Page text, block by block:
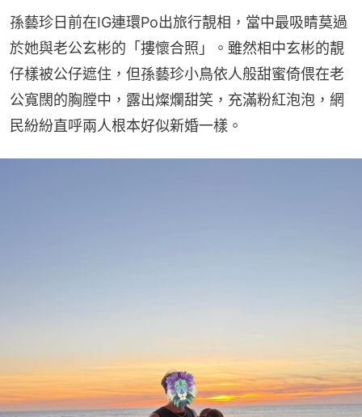
孫藝珍日前在IG連環Po出旅行靚相，當中最吸睛莫過
於她與老公玄彬的「摟懷合照」。雖然相中玄彬的靚
仔樣被公仔遮住，但孫藝珍小鳥依人般甜蜜倚偎在老
公寬闊的胸膛中，露出燦爛甜笑，充滿粉紅泡泡，網
民紛紛直呼兩人根本好似新婚一樣。